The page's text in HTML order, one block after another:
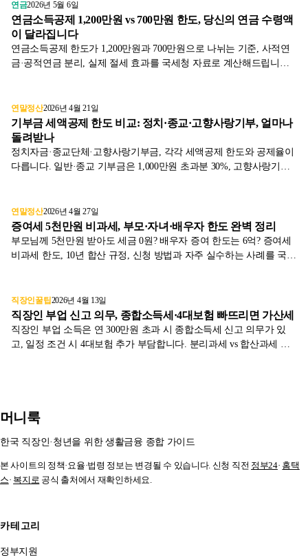
연금2026년 5월 6일
연금소득공제 1,200만원 vs 700만원 한도, 당신의 연금 수령액
이 달라집니다
연금소득공제 한도가 1,200만원과 700만원으로 나뉘는 기준, 사적연
금·공적연금 분리, 실제 절세 효과를 국세청 자료로 계산해드립니다.
연말정산2026년 4월 21일
기부금 세액공제 한도 비교: 정치·종교·고향사랑기부, 얼마나
돌려받나
정치자금·종교단체·고향사랑기부금, 각각 세액공제 한도와 공제율이
다릅니다. 일반·종교 기부금은 1,000만원 초과분 30%, 고향사랑기부
연말정산2026년 4월 27일
증여세 5천만원 비과세, 부모·자녀·배우자 한도 완벽 정리
부모님께 5천만원 받아도 세금 0원? 배우자 증여 한도는 6억? 증여세
비과세 한도, 10년 합산 규정, 신청 방법과 자주 실수하는 사례를 국세
직장인꿀팁2026년 4월 13일
직장인 부업 신고 의무, 종합소득세·4대보험 빠뜨리면 가산세
직장인 부업 소득은 연 300만원 초과 시 종합소득세 신고 의무가 있
고, 일정 조건 시 4대보험 추가 부담합니다. 분리과세 vs 합산과세 차
머니룩
한국 직장인·청년을 위한 생활금융 종합 가이드
본 사이트의 정책·요율·법령 정보는 변경될 수 있습니다. 신청 직전 정부24· 홈택
스· 복지로 공식 출처에서 재확인하세요.
카테고리
정부지원